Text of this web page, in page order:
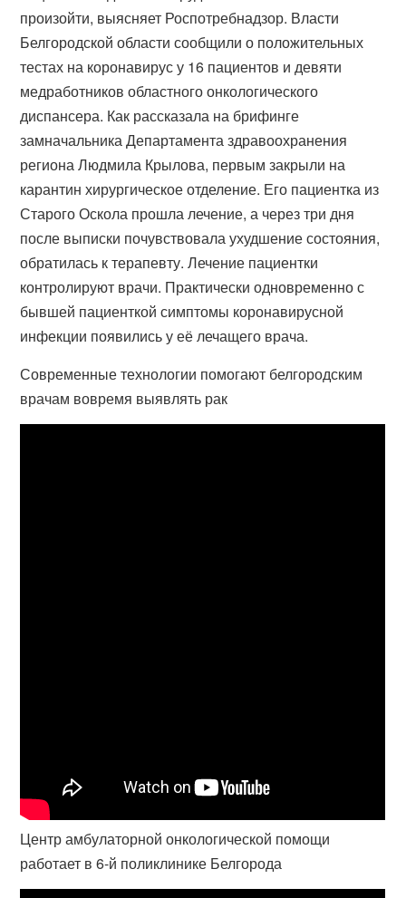
произойти, выясняет Роспотребнадзор. Власти
Белгородской области сообщили о положительных
тестах на коронавирус у 16 пациентов и девяти
медработников областного онкологического
диспансера. Как рассказала на брифинге
замначальника Департамента здравоохранения
региона Людмила Крылова, первым закрыли на
карантин хирургическое отделение. Его пациентка из
Старого Оскола прошла лечение, а через три дня
после выписки почувствовала ухудшение состояния,
обратилась к терапевту. Лечение пациентки
контролируют врачи. Практически одновременно с
бывшей пациенткой симптомы коронавирусной
инфекции появились у её лечащего врача.
Современные технологии помогают белгородским
врачам вовремя выявлять рак
Центр амбулаторной онкологической помощи
работает в 6-й поликлинике Белгорода